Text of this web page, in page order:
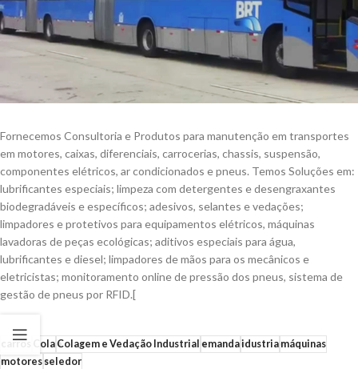
Fornecemos Consultoria e Produtos para manutenção em transportes
em motores, caixas, diferenciais, carrocerias, chassis, suspensão,
componentes elétricos, ar condicionados e pneus. Temos Soluções em:
lubrificantes especiais; limpeza com detergentes e desengraxantes
biodegradáveis e específicos; adesivos, selantes e vedações;
limpadores e protetivos para equipamentos elétricos, máquinas
lavadoras de peças ecológicas; aditivos especiais para água,
lubrificantes e diesel; limpadores de mãos para os mecânicos e
eletricistas; monitoramento online de pressão dos pneus, sistema de
gestão de pneus por RFID.[
carros ColaColagem e Vedação Industrial emandaidustriamáquinas
motoresseledor